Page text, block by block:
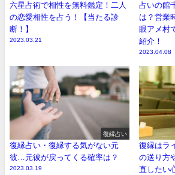
六星占術で相性を無料鑑定！二人
の恋愛相性を占う！【当たる診
断！】
2023.03.21
占いの館
は？営業
眼アメ村
紹介！
2023.04.08
復縁占い
復縁占い・復縁する気がない元
彼…元彼が戻ってくる確率は？
2023.03.19
復縁はラ
の送り方
直したい